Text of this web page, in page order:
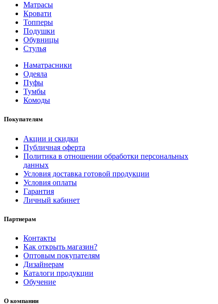
Матрасы
Кровати
Топперы
Подушки
Обувницы
Стулья
Наматрасники
Одеяла
Пуфы
Тумбы
Комоды
Покупателям
Акции и скидки
Публичная оферта
Политика в отношении обработки персональных
данных
Условия доставка готовой продукции
Условия оплаты
Гарантия
Личный кабинет
Партнерам
Контакты
Как открыть магазин?
Оптовым покупателям
Дизайнерам
Каталоги продукции
Обучение
О компании